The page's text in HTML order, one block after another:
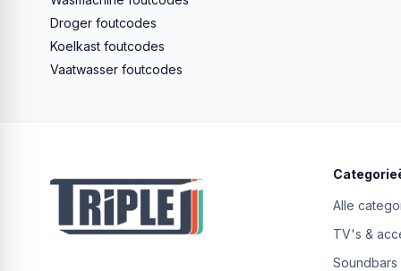
Droger foutcodes
Koelkast foutcodes
Vaatwasser foutcodes
Alle
TV's &
Soundbars